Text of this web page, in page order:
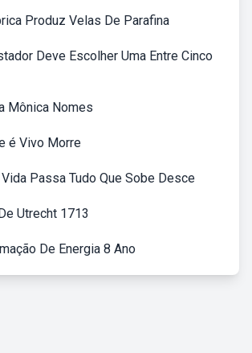
Produz Velas De Parafina
Deve Escolher Uma Entre Cinco
Mônica Nomes
é Vivo Morre
Passa Tudo Que Sobe Desce
Utrecht 1713
De Energia 8 Ano